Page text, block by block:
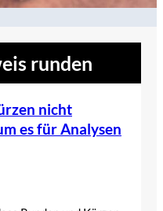
runden
nicht
es für Analysen